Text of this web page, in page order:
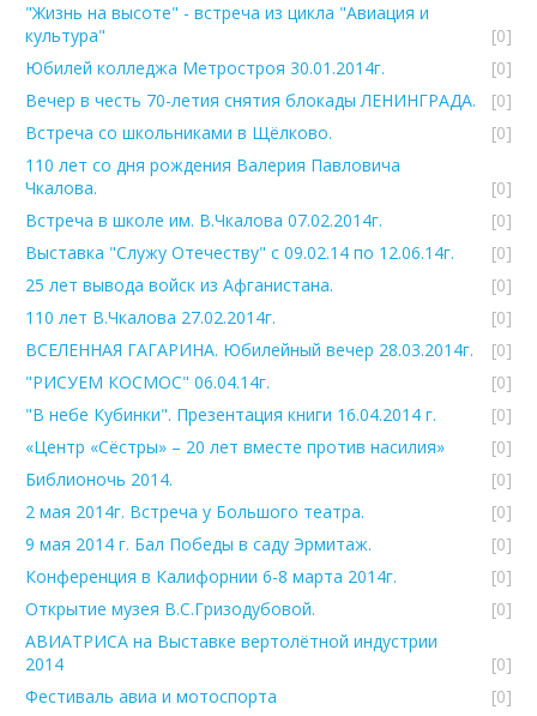
"Жизнь на высоте" - встреча из цикла "Авиация и
культура"
[0]
Юбилей колледжа Метростроя 30.01.2014г.
[0]
Вечер в честь 70-летия снятия блокады ЛЕНИНГРАДА.
[0]
Встреча со школьниками в Щёлково.
[0]
110 лет со дня рождения Валерия Павловича
Чкалова.
[0]
Встреча в школе им. В.Чкалова 07.02.2014г.
[0]
Выставка "Служу Отечеству" с 09.02.14 по 12.06.14г.
[0]
25 лет вывода войск из Афганистана.
[0]
110 лет В.Чкалова 27.02.2014г.
[0]
ВСЕЛЕННАЯ ГАГАРИНА. Юбилейный вечер 28.03.2014г.
[0]
"РИСУЕМ КОСМОС" 06.04.14г.
[0]
"В небе Кубинки". Презентация книги 16.04.2014 г.
[0]
«Центр «Сёстры» – 20 лет вместе против насилия»
[0]
Библионочь 2014.
[0]
2 мая 2014г. Встреча у Большого театра.
[0]
9 мая 2014 г. Бал Победы в саду Эрмитаж.
[0]
Конференция в Калифорнии 6-8 марта 2014г.
[0]
Открытие музея В.С.Гризодубовой.
[0]
АВИАТРИСА на Выставке вертолётной индустрии
2014
[0]
Фестиваль авиа и мотоспорта
[0]